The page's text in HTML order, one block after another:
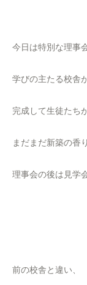
今日は特別な理事
学びの主たる校舎
完成して生徒たち
まだまだ新築の香
理事会の後は見学
前の校舎と違い、